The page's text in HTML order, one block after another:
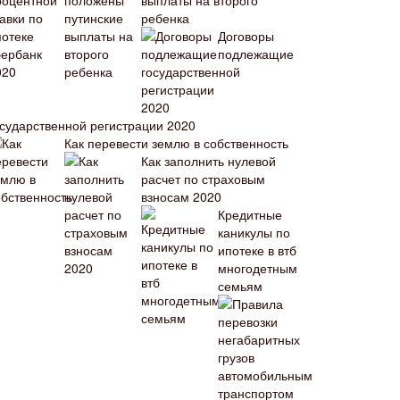
ребенка
Договоры
подлежащие
регистрации 2020
Как перевести землю в собственность
Как заполнить нулевой
расчет по страховым
взносам 2020
Кредитные
каникулы по
ипотеке в втб
многодетным
семьям